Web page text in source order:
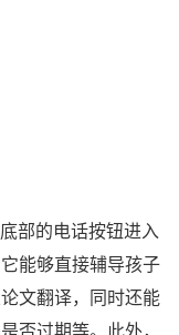
部的电话按钮进入
能够直接辅导孩子
文翻译，同时还能
否过期等。此外，